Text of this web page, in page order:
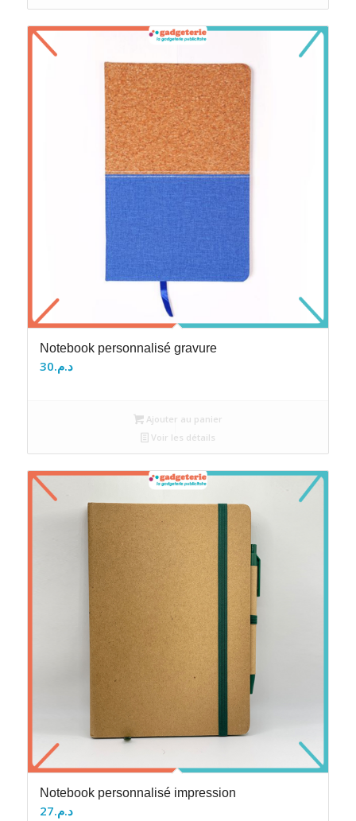
Notebook personnalisé gravure
د.م.30
Ajouter au panier
Voir les détails
Notebook personnalisé impression
د.م.27